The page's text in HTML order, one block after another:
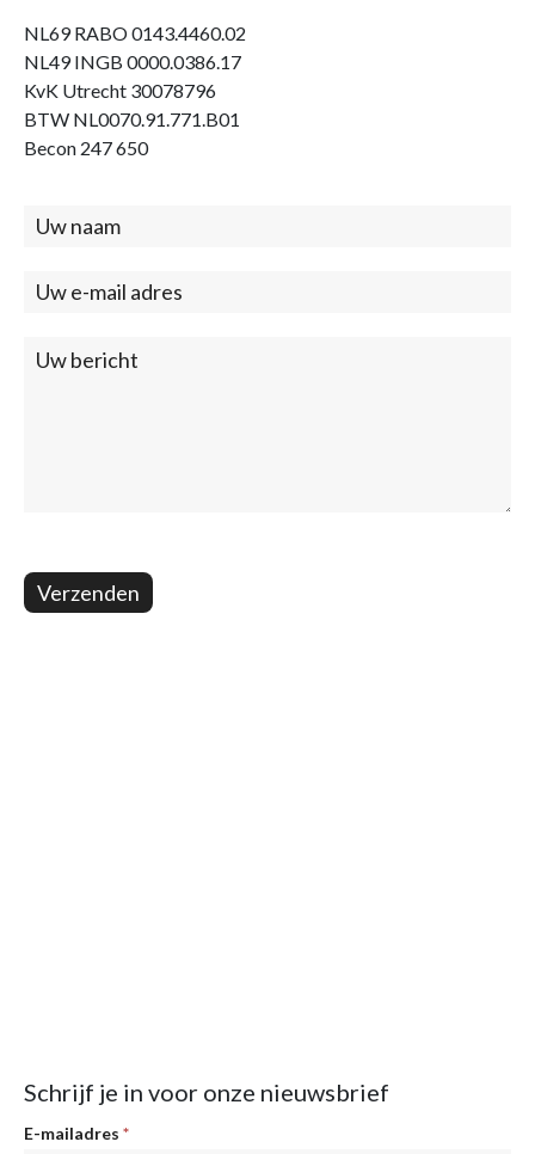
NL69 RABO 0143.4460.02
NL49 INGB 0000.0386.17
KvK Utrecht 30078796
BTW NL0070.91.771.B01
Becon 247 650
Contact
Verzenden
Schrijf je in voor onze nieuwsbrief
Nieuwsbrief
E-mailadres *